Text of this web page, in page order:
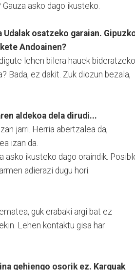
asko dago ikusteko.
osatzeko garaian.
Andoainen?
lehen bilera hauek bideratzeko
Bada, ez dakit. Zuk diozun bezala,
aldekoa dela dirudi...
jarri. Herria abertzalea da,
izan da.
asko ikusteko dago oraindik.
adierazi dugu hori.
guk erabaki argi bat ez
Lehen kontaktu gisa har
gehiengo osorik ez. Karguak